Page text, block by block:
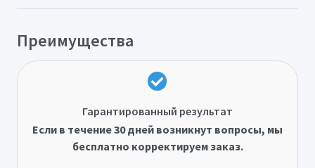
Преимущества
Гарантированный результат
Если в течение 30 дней возникнут вопросы, мы
бесплатно корректируем заказ.